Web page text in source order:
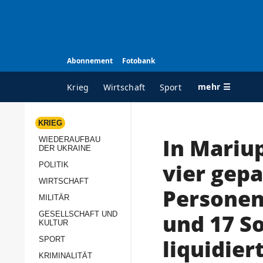
Abonnement Fotobank
Krieg Wirtschaft Sport mehr ☰
ALLE RUBRIKEN
Wiederaufbau der
Politik
Militär
KRIEG
WIEDERAUFBAU
DER UKRAINE
POLITIK
WIRTSCHAFT
MILITÄR
GESELLSCHAFT UND
KULTUR
SPORT
KRIMINALITÄT
In
vier
und 17